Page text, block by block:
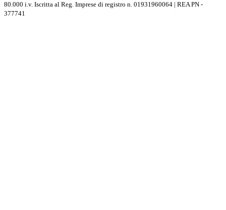
80.000 i.v. Iscritta al Reg. Imprese di registro n. 01931960064 | REA PN -
377741